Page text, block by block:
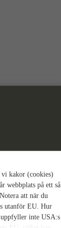
kakor (cookies)
webbplats på ett så
att när du
utanför EU. Hur
inte USA:s